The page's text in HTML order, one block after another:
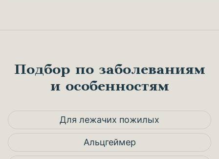
Подбор по заболеваниям
и особенностям
Для лежачих пожилых
Альцгеймер